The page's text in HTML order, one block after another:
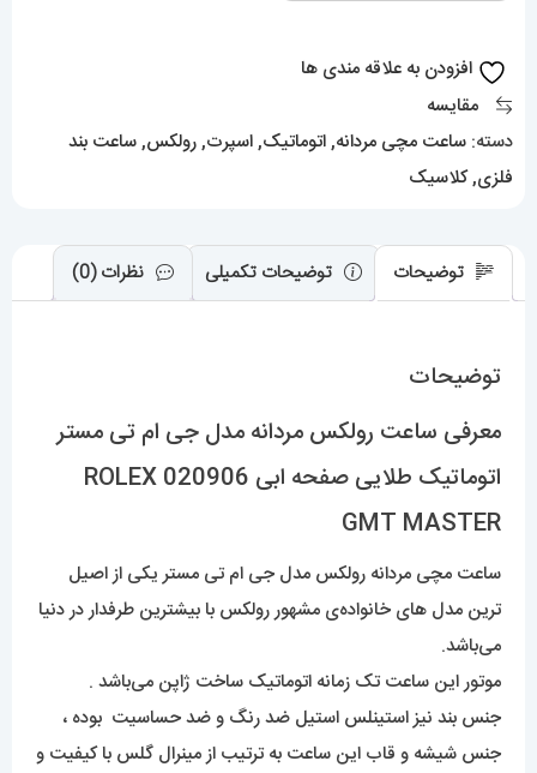
مستر
صفحه
020906
ROLEX
MASTER
افزودن به علاقه مندی ها
مقایسه
دسته: ساعت مچی مردانه,اتوماتیک,اسپرت,رولکس,ساعت بند
فلزی,کلاسیک
توضیحات توضیحات تکمیلی نظرات (0)
توضیحات
معرفی ساعت رولکس مردانه مدل جی ام تی مستر
اتوماتیک طلایی صفحه ابی 020906 ROLEX
GMT MASTER
ساعت مچی مردانه رولکس مدل جی ام تی مستر یکی از اصیل
ترین مدل های خانواده‌ی مشهور رولکس با بیشترین طرفدار در دنیا
می‌باشد.
موتور این ساعت تک زمانه اتوماتیک ساخت ژاپن می‌باشد .
جنس بند نیز استینلس استیل ضد رنگ و ضد حساسیت بوده ،
جنس شیشه و قاب این ساعت به ترتیب از مینرال گلس با کیفیت و